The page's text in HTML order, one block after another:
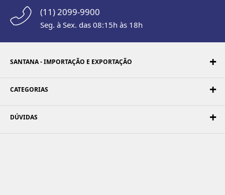
(11) 2099-9900
Seg. à Sex. das 08:15h às 18h
SANTANA - IMPORTAÇÃO E EXPORTAÇÃO
CATEGORIAS
DÚVIDAS